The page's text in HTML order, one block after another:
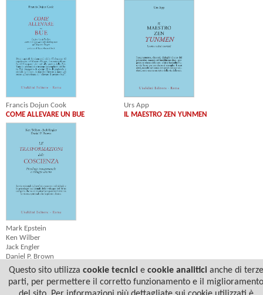
Francis Dojun Cook
COME ALLEVARE UN BUE
Urs App
IL MAESTRO ZEN YUNMEN
Mark Epstein
Ken Wilber
Jack Engler
Daniel P. Brown
Jonathan Lieff
LE TRASFORMAZIONI DELLA
COSCIENZA
Questo sito utilizza cookie tecnicie cookie analiticianche di terze
parti, per permettere il corretto funzionamento e il miglioramento